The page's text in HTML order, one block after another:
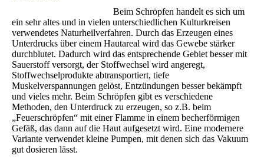
Beim Schröpfen handelt es sich um
ein sehr altes und in vielen unterschiedlichen Kulturkreisen
verwendetes Naturheilverfahren. Durch das Erzeugen eines
Unterdrucks über einem Hautareal wird das Gewebe stärker
durchblutet. Dadurch wird das entsprechende Gebiet besser mit
Sauerstoff versorgt, der Stoffwechsel wird angeregt,
Stoffwechselprodukte abtransportiert, tiefe
Muskelverspannungen gelöst, Entzündungen besser bekämpft
und vieles mehr. Beim Schröpfen gibt es verschiedene
Methoden, den Unterdruck zu erzeugen, so z.B. beim
„Feuerschröpfen“ mit einer Flamme in einem becherförmigen
Gefäß, das dann auf die Haut aufgesetzt wird. Eine modernere
Variante verwendet kleine Pumpen, mit denen sich das Vakuum
gut dosieren lässt.